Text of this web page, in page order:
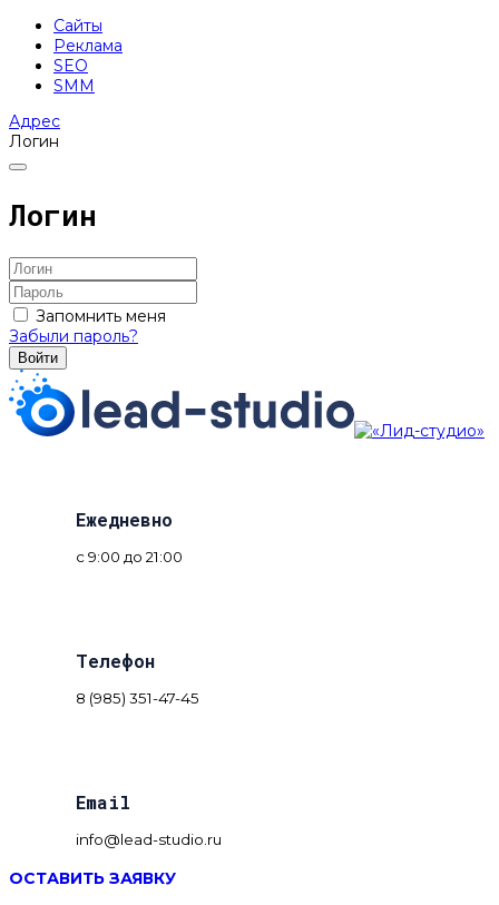
Сайты
Реклама
SEO
SMM
Адрес
Логин
Логин
Запомнить меня
Забыли пароль?
Войти
Ежедневно
с 9:00 до 21:00
Телефон
8 (985) 351-47-45
Email
info@lead-studio.ru
ОСТАВИТЬ ЗАЯВКУ